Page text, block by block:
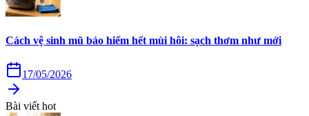
Cách vệ sinh mũ bảo hiểm hết mùi hôi: sạch thơm như mới
17/05/2026
Bài viết hot